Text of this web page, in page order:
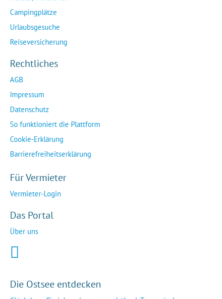
Campingplätze
Urlaubsgesuche
Reiseversicherung
Rechtliches
AGB
Impressum
Datenschutz
So funktioniert die Plattform
Cookie-Erklärung
Barrierefreiheitserklärung
Für Vermieter
Vermieter-Login
Das Portal
Über uns
Die Ostsee entdecken